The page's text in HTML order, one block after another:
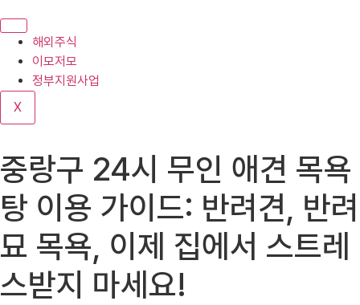
로
기
해외주식
이모저모
정부지원사업
X
중랑구 24시 무인 애견 목욕
탕 이용 가이드: 반려견, 반려
묘 목욕, 이제 집에서 스트레
스받지 마세요!